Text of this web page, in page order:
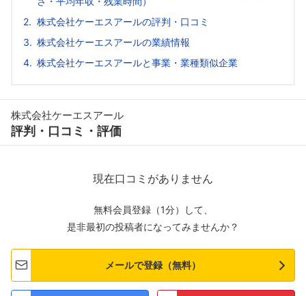
株式会社ケーエスアールの評判・口コミ
株式会社ケーエスアールの業績情報
株式会社ケーエスアールと事業・業種類似企業
株式会社ケーエスアール
評判・口コミ・評価
現在口コミがありません
無料会員登録（1分）して、
是非最初の投稿者になってみませんか？
メールで登録（無料）